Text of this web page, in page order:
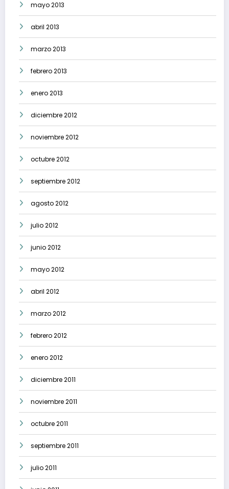
mayo 2013
abril 2013
marzo 2013
febrero 2013
enero 2013
diciembre 2012
noviembre 2012
octubre 2012
septiembre 2012
agosto 2012
julio 2012
junio 2012
mayo 2012
abril 2012
marzo 2012
febrero 2012
enero 2012
diciembre 2011
noviembre 2011
octubre 2011
septiembre 2011
julio 2011